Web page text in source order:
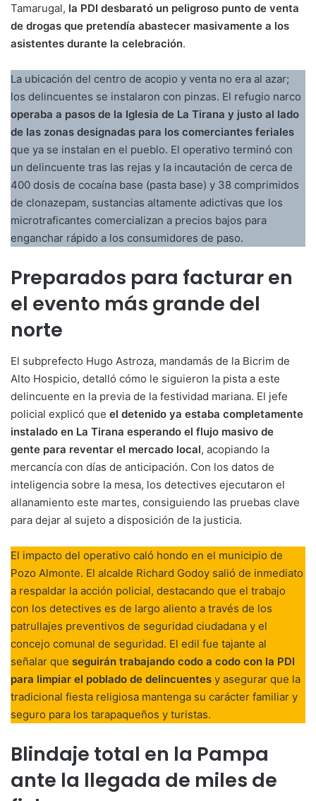
Tamarugal, la PDI desbarató un peligroso punto de venta
de drogas que pretendía abastecer masivamente a los
asistentes durante la celebración.
La ubicación del centro de acopio y venta no era al azar;
los delincuentes se instalaron con pinzas. El refugio narco
operaba a pasos de la Iglesia de La Tirana y justo al lado
de las zonas designadas para los comerciantes feriales
que ya se instalan en el pueblo. El operativo terminó con
un delincuente tras las rejas y la incautación de cerca de
400 dosis de cocaína base (pasta base) y 38 comprimidos
de clonazepam, sustancias altamente adictivas que los
microtraficantes comercializan a precios bajos para
enganchar rápido a los consumidores de paso.
Preparados para facturar en
el evento más grande del
norte
El subprefecto Hugo Astroza, mandamás de la Bicrim de
Alto Hospicio, detalló cómo le siguieron la pista a este
delincuente en la previa de la festividad mariana. El jefe
policial explicó que el detenido ya estaba completamente
instalado en La Tirana esperando el flujo masivo de
gente para reventar el mercado local, acopiando la
mercancía con días de anticipación. Con los datos de
inteligencia sobre la mesa, los detectives ejecutaron el
allanamiento este martes, consiguiendo las pruebas clave
para dejar al sujeto a disposición de la justicia.
El impacto del operativo caló hondo en el municipio de
Pozo Almonte. El alcalde Richard Godoy salió de inmediato
a respaldar la acción policial, destacando que el trabajo
con los detectives es de largo aliento a través de los
patrullajes preventivos de seguridad ciudadana y el
concejo comunal de seguridad. El edil fue tajante al
señalar que seguirán trabajando codo a codo con la PDI
para limpiar el poblado de delincuentes y asegurar que la
tradicional fiesta religiosa mantenga su carácter familiar y
seguro para los tarapaqueños y turistas.
Blindaje total en la Pampa
ante la llegada de miles de